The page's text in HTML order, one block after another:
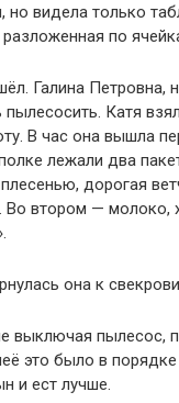
но видела только
по
Галина Петровна,
пылесосить. Катя
В час она вышла
лежали два
дорогая
Во втором — молоко,
она к
выключая пылесос,
это было в
и ест лучше.